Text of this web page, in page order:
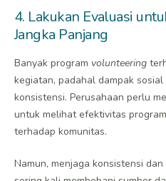
4. Lakukan Evaluasi
Jangka Panjang
Banyak program volunteering
kegiatan, padahal dampak
konsistensi. Perusahaan perlu
untuk melihat efektivitas
terhadap komunitas.
Namun, menjaga konsistensi